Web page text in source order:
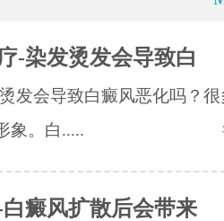
-染发烫发会导致白
发会导致白癜风恶化吗？很
象。白.....
癜风扩散后会带来